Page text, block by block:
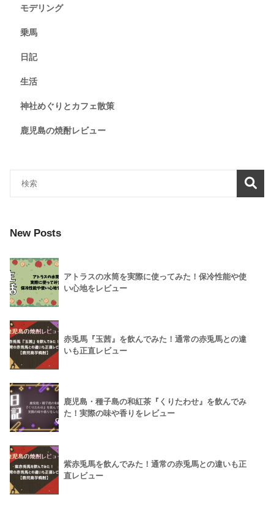
モデリング
乗馬
日記
生活
神社めぐりとカフェ散策
鹿児島の焼酎レビュー
New Posts
アトラスの水筒を実際に使ってみた！保冷性能や使
い心地をレビュー
赤兎馬『玉茜』を飲んでみた！通常の赤兎馬との違
いも正直レビュー
鹿児島・種子島の和紅茶『くりたわせ』を飲んでみ
た！実際の味や香りをレビュー
紫赤兎馬を飲んでみた！通常の赤兎馬との違いも正
直レビュー